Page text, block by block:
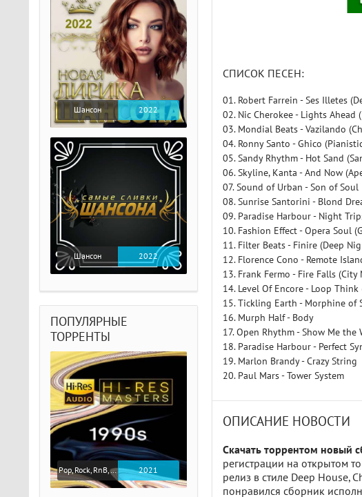
СПИСОК ПЕСЕН:
01. Robert Farrein - Ses Illetes
02. Nic Cherokee - Lights Ahead
03. Mondial Beats - Vazilando
04. Ronny Santo - Ghico
05. Sandy Rhythm - Hot Sand
06. Skyline, Kanta - And Now
07. Sound of Urban - Son of Soul
08. Sunrise Santorini - Blond
09. Paradise Harbour - Night
10. Fashion Effect - Opera Soul
11. Filter Beats - Finire (Deep
12. Florence Cono - Remote
13. Frank Fermo - Fire Falls (City
14. Level Of Encore - Loop
15. Tickling Earth - Morphine of
16. Murph Half - Body
17. Open Rhythm - Show Me the
18. Paradise Harbour - Perfect
19. Marlon Brandy - Crazy String
20. Paul Mars - Tower System
ОПИСАНИЕ НОВОСТИ
Скачать торрентом новый
регистрации на открытом
релиз в стиле Deep House,
понравился сборник
Шансон 2022
Шансон 2022
ПОПУЛЯРНЫЕ
ТОРРЕНТЫ
Pop, Rock, RnB, Jazz, Soul 2021